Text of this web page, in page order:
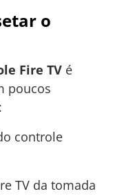
o
Fire TV é
poucos
controle
TV da tomada